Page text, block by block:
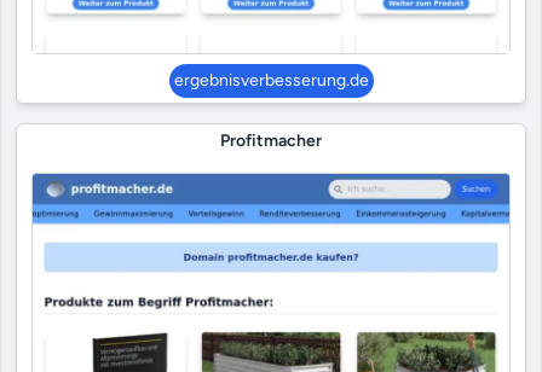
ergebnisverbesserung.de
Profitmacher